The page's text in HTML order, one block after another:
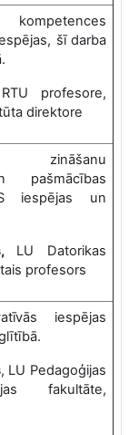
šī darba
profesore,
direktore
zināšanu
pašmācības
iespējas un
LU Datorikas
profesors
iespējas
, LU Pedagoģijas
fakultāte,